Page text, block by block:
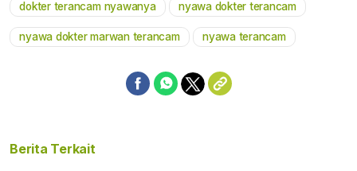
dokter terancam nyawanya nyawa dokter terancam
nyawa dokter marwan terancam nyawa terancam
Berita Terkait